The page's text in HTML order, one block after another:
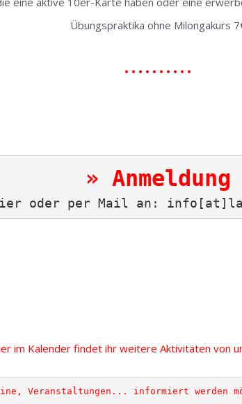
Übungspraktika ohne Milongakurs
• • • • • • • • • •
oder per Mail an: info[at]la-
im Kalender findet ihr weitere Aktivitäten von
Veranstaltungen... informiert